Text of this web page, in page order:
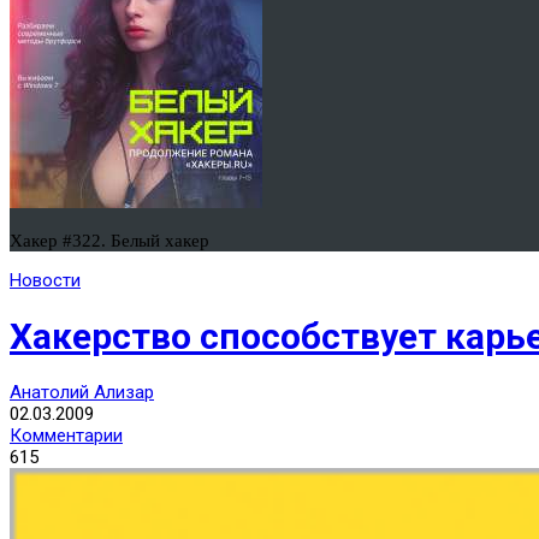
Хакер #322. Белый хакер
Новости
Хакерство способствует
Анатолий Ализар
02.03.2009
Комментарии
615